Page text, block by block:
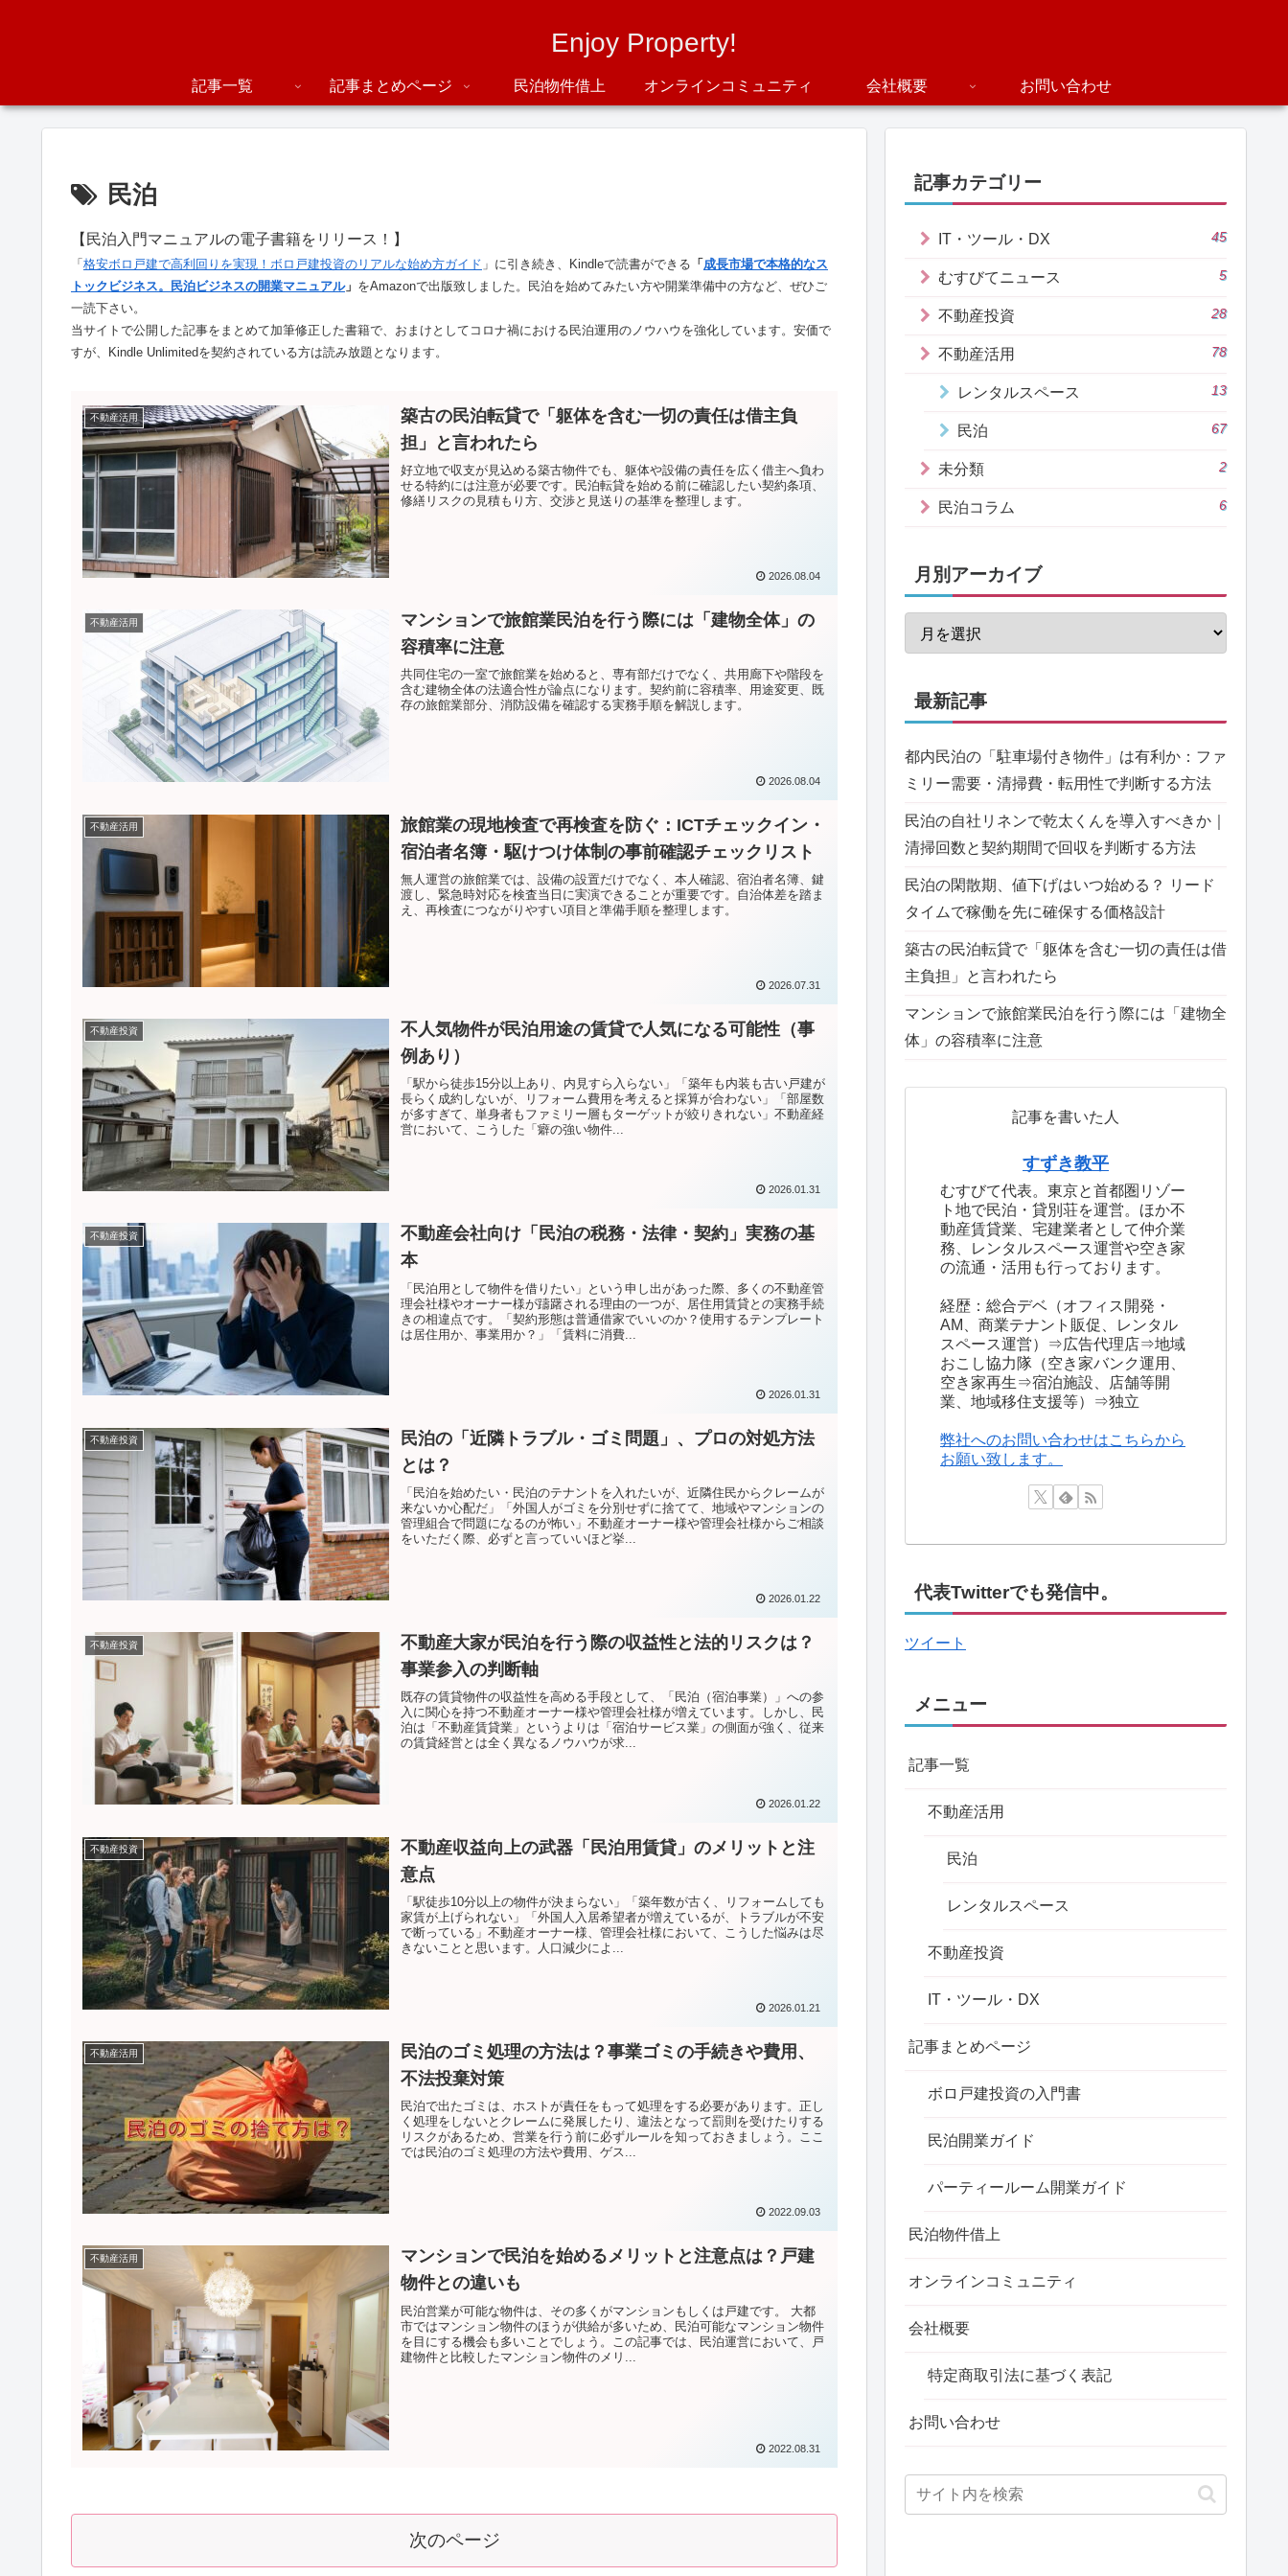
Enjoy Property!
記事一覧 記事まとめページ 民泊物件借上 オンラインコミュニティ 会社概要 お問い合わせ
民泊
【民泊入門マニュアルの電子書籍をリリース！】
「 格安ボロ戸建で高利回りを実現！ボロ戸建投資のリアルな始め方ガイド 」に引き続き、Kindleで読書ができる 「 成長市場で本格的なス
トックビジネス。民泊ビジネスの開業マニュアル」 をAmazonで出版致しました。民泊を始めてみたい方や開業準備中の方など、ぜひご
一読下さい。
当サイトで公開した記事をまとめて加筆修正した書籍で、おまけとしてコロナ禍における民泊運用のノウハウを強化しています。安価で
すが、Kindle Unlimitedを契約されている方は読み放題となります。
不動産活用
築古の民泊転貸で「躯体を含む一切の責任は借主負
担」と言われたら
好立地で収支が見込める築古物件でも、躯体や設備の責任を広く借主へ負わ
せる特約には注意が必要です。民泊転貸を始める前に確認したい契約条項、
修繕リスクの見積もり方、交渉と見送りの基準を整理します。
2026.08.04
不動産活用
マンションで旅館業民泊を行う際には「建物全体」の
容積率に注意
共同住宅の一室で旅館業を始めると、専有部だけでなく、共用廊下や階段を
含む建物全体の法適合性が論点になります。契約前に容積率、用途変更、既
存の旅館業部分、消防設備を確認する実務手順を解説します。
2026.08.04
不動産活用
旅館業の現地検査で再検査を防ぐ：ICTチェックイン・
宿泊者名簿・駆けつけ体制の事前確認チェックリスト
無人運営の旅館業では、設備の設置だけでなく、本人確認、宿泊者名簿、鍵
渡し、緊急時対応を検査当日に実演できることが重要です。自治体差を踏ま
え、再検査につながりやすい項目と準備手順を整理します。
2026.07.31
不動産投資
不人気物件が民泊用途の賃貸で人気になる可能性（事
例あり）
「駅から徒歩15分以上あり、内見すら入らない」「築年も内装も古い戸建が
長らく成約しないが、リフォーム費用を考えると採算が合わない」「部屋数
が多すぎて、単身者もファミリー層もターゲットが絞りきれない」不動産経
営において、こうした「癖の強い物件...
2026.01.31
不動産投資
不動産会社向け「民泊の税務・法律・契約」実務の基
本
「民泊用として物件を借りたい」という申し出があった際、多くの不動産管
理会社様やオーナー様が躊躇される理由の一つが、居住用賃貸との実務手続
きの相違点です。「契約形態は普通借家でいいのか？使用するテンプレート
は居住用か、事業用か？」「賃料に消費...
2026.01.31
不動産投資
民泊の「近隣トラブル・ゴミ問題」、プロの対処方法
とは？
「民泊を始めたい・民泊のテナントを入れたいが、近隣住民からクレームが
来ないか心配だ」「外国人がゴミを分別せずに捨てて、地域やマンションの
管理組合で問題になるのが怖い」不動産オーナー様や管理会社様からご相談
をいただく際、必ずと言っていいほど挙...
2026.01.22
不動産投資
不動産大家が民泊を行う際の収益性と法的リスクは？
事業参入の判断軸
既存の賃貸物件の収益性を高める手段として、「民泊（宿泊事業）」への参
入に関心を持つ不動産オーナー様や管理会社様が増えています。しかし、民
泊は「不動産賃貸業」というよりは「宿泊サービス業」の側面が強く、従来
の賃貸経営とは全く異なるノウハウが求...
2026.01.22
不動産投資
不動産収益向上の武器「民泊用賃貸」のメリットと注
意点
「駅徒歩10分以上の物件が決まらない」「築年数が古く、リフォームしても
家賃が上げられない」「外国人入居希望者が増えているが、トラブルが不安
で断っている」不動産オーナー様、管理会社様において、こうした悩みは尽
きないことと思います。人口減少によ...
2026.01.21
不動産活用
民泊のゴミ処理の方法は？事業ゴミの手続きや費用、
不法投棄対策
民泊で出たゴミは、ホストが責任をもって処理をする必要があります。正し
く処理をしないとクレームに発展したり、違法となって罰則を受けたりする
リスクがあるため、営業を行う前に必ずルールを知っておきましょう。ここ
では民泊のゴミ処理の方法や費用、ゲス...
2022.09.03
不動産活用
マンションで民泊を始めるメリットと注意点は？戸建
物件との違いも
民泊営業が可能な物件は、その多くがマンションもしくは戸建です。 大都
市ではマンション物件のほうが供給が多いため、民泊可能なマンション物件
を目にする機会も多いことでしょう。この記事では、民泊運営において、戸
建物件と比較したマンション物件のメリ...
2022.08.31
次のページ
記事カテゴリー
IT・ツール・DX 45
むすびてニュース 5
不動産投資 28
不動産活用 78
レンタルスペース 13
民泊 67
未分類 2
民泊コラム 6
月別アーカイブ
最新記事
都内民泊の「駐車場付き物件」は有利か：ファ
ミリー需要・清掃費・転用性で判断する方法
民泊の自社リネンで乾太くんを導入すべきか｜
清掃回数と契約期間で回収を判断する方法
民泊の閑散期、値下げはいつ始める？ リード
タイムで稼働を先に確保する価格設計
築古の民泊転貸で「躯体を含む一切の責任は借
主負担」と言われたら
マンションで旅館業民泊を行う際には「建物全
体」の容積率に注意
記事を書いた人
すずき教平
むすびて代表。東京と首都圏リゾー
ト地で民泊・貸別荘を運営。ほか不
動産賃貸業、宅建業者として仲介業
務、レンタルスペース運営や空き家
の流通・活用も行っております。
経歴：総合デベ（オフィス開発・
AM、商業テナント販促、レンタル
スペース運営）⇒広告代理店⇒地域
おこし協力隊（空き家バンク運用、
空き家再生⇒宿泊施設、店舗等開
業、地域移住支援等）⇒独立
弊社へのお問い合わせはこちらから
お願い致します。
代表Twitterでも発信中。
ツイート
メニュー
記事一覧
不動産活用
民泊
レンタルスペース
不動産投資
IT・ツール・DX
記事まとめページ
ボロ戸建投資の入門書
民泊開業ガイド
パーティールーム開業ガイド
民泊物件借上
オンラインコミュニティ
会社概要
特定商取引法に基づく表記
お問い合わせ